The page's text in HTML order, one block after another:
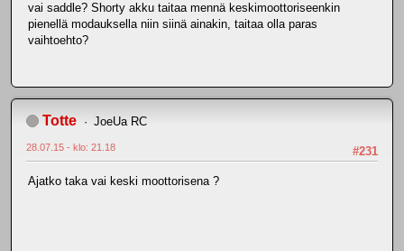
vai saddle? Shorty akku taitaa mennä keskimoottoriseenkin
pienellä modauksella niin siinä ainakin, taitaa olla paras
vaihtoehto?
Totte JoeUa RC
#231
28.07.15 - klo: 21.18
Ajatko taka vai keski moottorisena ?